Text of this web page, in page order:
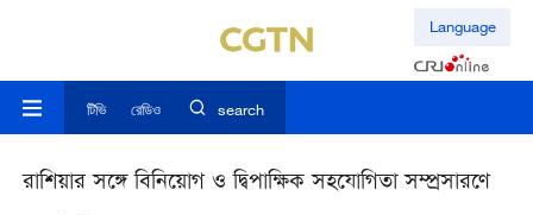
Language
টিভি রেডিও search
রাশিয়ার সঙ্গে বিনিয়োগ ও দ্বিপাক্ষিক সহযোগিতা সম্প্রসারণে